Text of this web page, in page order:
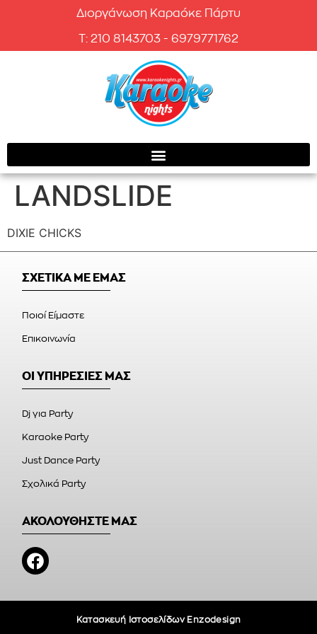
Διοργάνωση Καραόκε Πάρτυ
T: 210 8143703 - 6979771762
LANDSLIDE
DIXIE CHICKS
ΣΧΕΤΙΚΑ ΜΕ ΕΜΑΣ
Ποιοί Είμαστε
Επικοινωνία
ΟΙ ΥΠΗΡΕΣΙΕΣ ΜΑΣ
Dj για Party
Karaoke Party
Just Dance Party
Σχολικά Party
ΑΚΟΛΟΥΘΗΣΤΕ ΜΑΣ
Κατασκευή Ιστοσελίδων Enzodesign